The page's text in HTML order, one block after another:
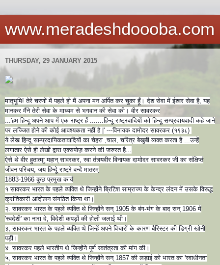
www.meradeshdoooba.com
THURSDAY, 29 JANUARY 2015
मातृभूमि! तेरे चरणों में पहले ही मैं अपना मन अर्पित कर चुका हूँ। देश सेवा में ईश्वर सेवा है, यह
मानकर मैंने तेरी सेवा के माध्यम से भगवान की सेवा की। वीर सावरकर
...'हम हिन्दू अपने आप में एक राष्ट्र हैं .......हिन्दू राष्ट्रवादियों को हिन्दू सम्प्रदायवादी कहे जाने
पर लज्जित होने की कोई आवश्यकता नहीं है |' ---विनायक दामोदर सावरकर (१९३८)
ये लेख हिन्दू साम्प्रदायिकतावादियों का चेहरा ,चाल, चरित्र बेखुबी व्यक्त करता है ...उन्हें
लगातार ऐसे ही लेखों द्वारा एक्सपोज़ करने की जरुरत है...
ऐसे थे वीर हुतात्माु महान् सावरकर, स्वा तंत्र्यवीर विनायक दामोदर सावरकर जी का संक्षिप्तं
जीवन परिचय, जय हिन्दूे राष्ट्रे वन्देे मातरम्
1883-1966 कुछ प्रमुख कार्य
१ सावरकर भारत के पहले व्यक्ति थे जिन्होंने ब्रिटिश साम्राज्य के केन्द्र लंदन में उसके विरूद्ध
क्रांतिकारी आंदोलन संगठित किया था।
२. सावरकर भारत के पहले व्यक्ति थे जिन्होंने सन् 1905 के बंग-भंग के बाद सन् 1906 में
'स्वदेशी' का नारा दे, विदेशी कपड़ों की होली जलाई थी।
३, सावरकर भारत के पहले व्यक्ति थे जिन्हें अपने विचारों के कारण बैरिस्टर की डिग्री खोनी
पड़ी।
४. सावरकर पहले भारतीय थे जिन्होंने पूर्ण स्वतंत्रता की मांग की।
५, सावरकर भारत के पहले व्यक्ति थे जिन्होंने सन् 1857 की लड़ाई को भारत का 'स्वाधीनता